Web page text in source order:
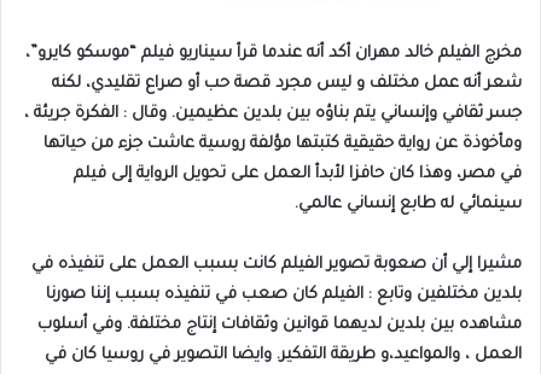
مخرج الفيلم خالد مهران أكد أنه عندما قرأ سيناريو فيلم “موسكو كايرو”،
شعر أنه عمل مختلف و ليس مجرد قصة حب أو صراع تقليدي، لكنه
جسر ثقافي وإنساني يتم بناؤه بين بلدين عظيمين. وقال : الفكرة جريئة ،
ومأخوذة عن رواية حقيقية كتبتها مؤلفة روسية عاشت جزء من حياتها
في مصر، وهذا كان حافزا لأبدأ العمل على تحويل الرواية إلى فيلم
سينمائي له طابع إنساني عالمي.
مشيرا إلي أن صعوبة تصوير الفيلم كانت بسبب العمل على تنفيذه في
بلدين مختلفين وتابع : الفيلم كان صعب في تنفيذه بسبب إننا صورنا
مشاهده بين بلدين لديهما قوانين وثقافات إنتاج مختلفة. وفي أسلوب
العمل ، والمواعيد،و طريقة التفكير. وايضا التصوير في روسيا كان في